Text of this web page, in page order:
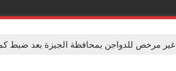
غير مرخص للدواجن بمحافظة الجيزة بعد ضبط